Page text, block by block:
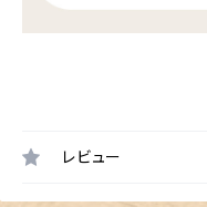
レビュー